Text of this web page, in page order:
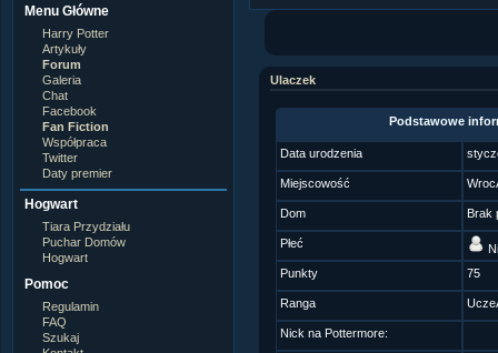
Menu Główne
Harry Potter
Artykuły
Forum
Galeria
Chat
Facebook
Fan Fiction
Współpraca
Twitter
Daty premier
Hogwart
Tiara Przydziału
Puchar Domów
Hogwart
Pomoc
Regulamin
FAQ
Szukaj
Ulaczek
Podstawowe
Data urodzenia
Miejscowość
Dom Brak
Płeć
Punkty
75
Ranga
Nick na Pottermore: